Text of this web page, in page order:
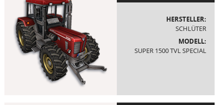
HERSTELLER:
SCHLÜTER
MODELL:
SUPER 1500 TVL SPECIAL